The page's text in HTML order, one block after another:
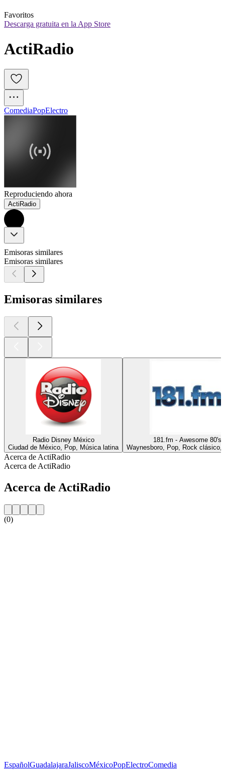
Favoritos
Descarga gratuita en la App Store
ActiRadio
ComediaPopElectro
Reproduciendo ahora
ActiRadio
Emisoras similares
Emisoras similares
Emisoras similares
Radio Disney México
Ciudad de México, Pop, Música latina
181.fm - Awesome 80's
Waynesboro, Pop, Rock clásico,
Acerca de ActiRadio
Acerca de ActiRadio
Acerca de ActiRadio
(0)
EspañolGuadalajaraJaliscoMéxicoPopElectroComedia